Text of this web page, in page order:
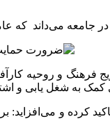
می‌داند که
فرهنگ و روحیه
به شغل یابی و
کرده و